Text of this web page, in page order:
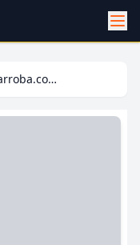
Los 25 años de Algarroba.com en 25 anécdotas imperdibles